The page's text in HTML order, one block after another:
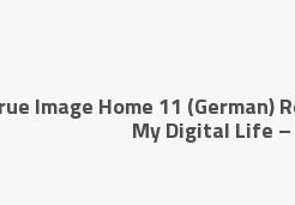
Image Home 11
My Digital Life –